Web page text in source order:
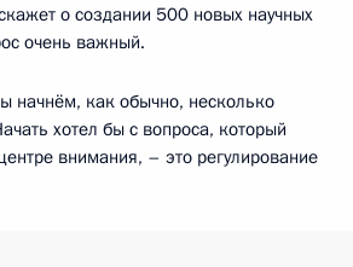
о создании 500 новых научных
очень важный.
начнём, как обычно, несколько
хотел бы с вопроса, который
внимания, – это регулирование